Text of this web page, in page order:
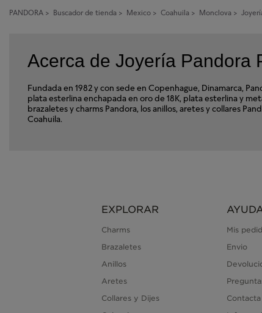
PANDORA > Buscador de tienda > Mexico > Coahuila > Monclova >
Acerca de Joyería Pandora
Fundada en 1982 y con sede en Copenhague, Dinamarca,
plata esterlina enchapada en oro de 18K, plata esterlina y
brazaletes y charms Pandora, los anillos, aretes y collares
Coahuila.
EXPLORAR
Charms
Brazaletes
Anillos
Aretes
Collares y Dijes
Mis
Envio